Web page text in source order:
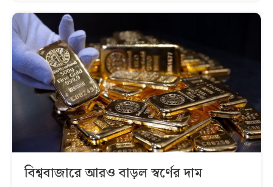
বিশ্ববাজারে আরও বাড়ল স্বর্ণের দাম